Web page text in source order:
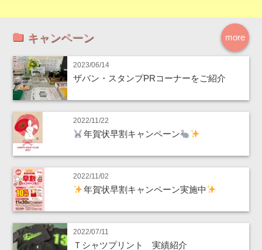
more
キャンペーン
2023/06/14
ザバン・スタンプPRコーナーをご紹介
2022/11/22
年賀状早割キャンペーン
2022/11/02
年賀状早割キャンペーン実施中
2022/07/11
Ｔシャツプリント 実績紹介